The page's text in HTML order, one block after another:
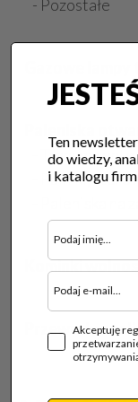
- Pozostałe
- Transparente
- Palniki,
Kominki
Przewody
Ten
do wiedzy,
i katalogu
Akceptuję